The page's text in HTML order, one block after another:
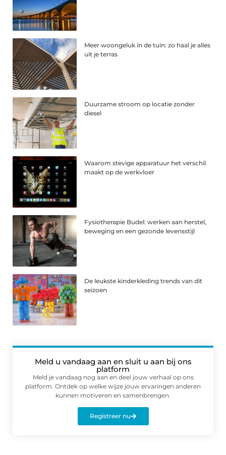
Meer woongeluk in de tuin: zo haal je alles
uit je terras
Duurzame stroom op locatie zonder
diesel
Waarom stevige apparatuur het verschil
maakt op de werkvloer
Fysiotherapie Budel: werken aan herstel,
beweging en een gezonde levensstijl
De leukste kinderkleding trends van dit
seizoen
Meld u vandaag aan en sluit u aan bij ons
platform
Meld je vandaag nog aan en deel jouw verhaal op ons
platform. Ontdek op welke wijze jouw ervaringen anderen
kunnen motiveren en samenbrengen.
Registreer nu